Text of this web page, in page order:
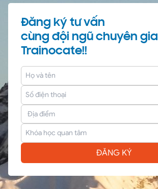
Đăng ký tư vấn
cùng đội ngũ chuyên gia
Trainocate!!
ĐĂNG KÝ